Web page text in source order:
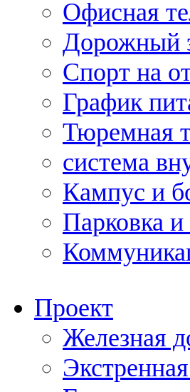
Офисная
Дорожный
Спорт на
График
Тюремная
система
Кампус и
Парковка и
Проект
Железная